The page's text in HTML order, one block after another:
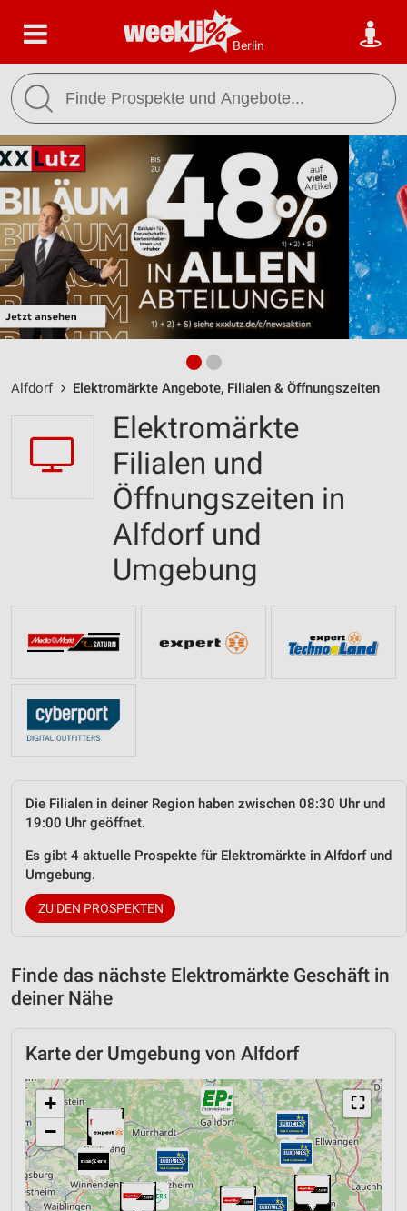
Berlin
Alfdorf Elektromärkte Angebote, Filialen & Öffnungszeiten
Elektromärkte
Filialen und
Öffnungszeiten in
Alfdorf und
Umgebung
Die Filialen in deiner Region haben zwischen 08:30 Uhr und
19:00 Uhr geöffnet.
Es gibt 4 aktuelle Prospekte für Elektromärkte in Alfdorf und
Umgebung.
ZU DEN PROSPEKTEN
Finde das nächste Elektromärkte Geschäft in
deiner Nähe
Karte der Umgebung von Alfdorf
⛶
+
−